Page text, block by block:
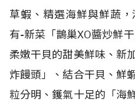
草蝦、精選海鮮與鮮蔬
有-新菜「鵲巢XO醬炒鮮
柔嫩干貝的甜美鮮味、新
炸饅頭」、結合干貝、鮮
粒分明、鑊氣十足的「海